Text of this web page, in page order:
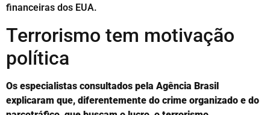
financeiras dos EUA.
Terrorismo tem motivação
política
Os especialistas consultados pela Agência Brasil
explicaram que, diferentemente do crime organizado e do